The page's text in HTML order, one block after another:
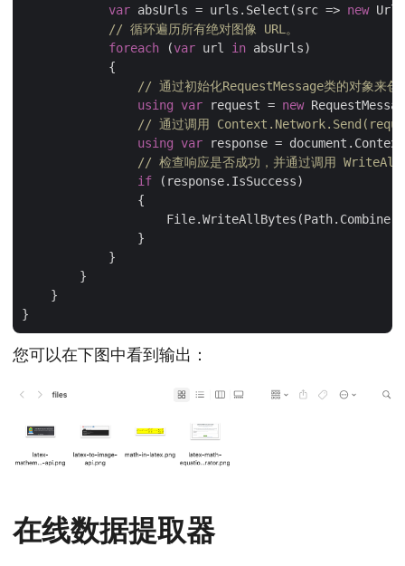
var absUrls = urls.Select(src => new
// 循环遍历所有绝对图像 URL。
foreach (var url in absUrls)
            {
// 通过初始化RequestMessage类的对象来创
using
var request = new
// 通过调用
using
var response =
// 检查响应是否成功，并通过调用
if (response.IsSuccess)
                {
                }
            }
        }
    }
您可以在下图中看到输出：
在线数据提取器